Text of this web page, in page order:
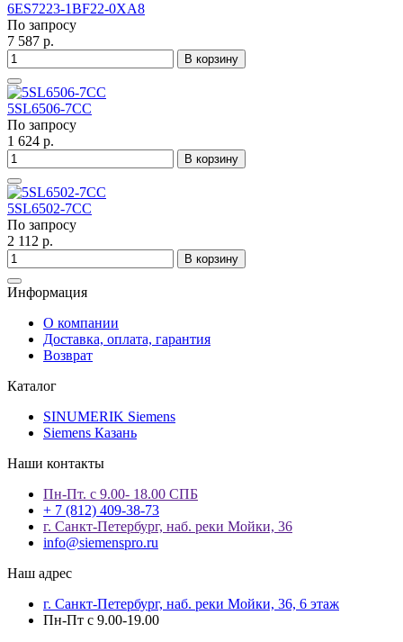
6ES7223-1BF22-0XA8
По запросу
7 587 р.
В корзину
5SL6506-7CC
По запросу
1 624 р.
В корзину
5SL6502-7CC
По запросу
2 112 р.
В корзину
Информация
О компании
Доставка, оплата, гарантия
Возврат
Каталог
SINUMERIK Siemens
Siemens Казань
Наши контакты
Пн-Пт. с 9.00- 18.00 СПБ
+ 7 (812) 409-38-73
г. Санкт-Петербург, наб. реки Мойки, 36
info@siemenspro.ru
Наш адрес
г. Санкт-Петербург, наб. реки Мойки, 36, 6 этаж
Пн-Пт с 9.00-19.00